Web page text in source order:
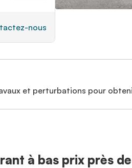
nous
et perturbations pour
à bas prix près